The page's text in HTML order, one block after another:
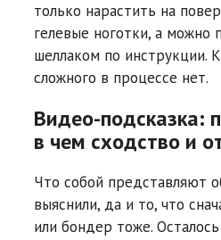
только нарастить на
гелевые ноготки, а можно
шеллаком по инструкции.
сложного в процессе нет.
Видео-подсказка:
в чем сходство и
Что собой представляют
выяснили, да и то, что
или бондер тоже.